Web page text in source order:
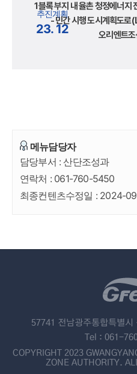
추진계획
23. 12
1블록 부지 내 율촌 청정에너지
- 민간 시행 도시계획도
오리엔트
메뉴담당자
담당부서 : 산단조성과
연락처 : 061-760-5450
최종컨텐츠수정일 : 2024-
57741 전남광주통합특별
Tel : 061-
COPYRIGHT 2023
ZONE AUTHORITY.